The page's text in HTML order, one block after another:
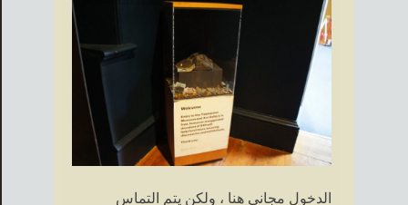
الدخول مجاني هنا ، ولكن يتم التماس